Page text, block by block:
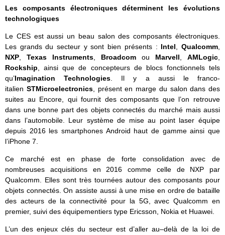
Les composants électroniques déterminent les évolutions
technologiques
Le CES est aussi un beau salon des composants électroniques.
Les grands du secteur y sont bien présents : Intel ,Qualcomm
NXP
Texas Instruments Broadcom ou Marvell AMLogic
Rockship , ainsi que de concepteurs de blocs fonctionnels tels
qu’Imagination Technologies . Il y a aussi le franco-
italien STMicroelectronics, présent en marge du salon dans des
suites au Encore, qui fournit des composants que l’on retrouve
dans une bonne part des objets connectés du marché mais aussi
dans l’automobile. Leur système de mise au point laser équipe
depuis 2016 les smartphones Android haut de gamme ainsi que
l’iPhone 7.
Ce marché est en phase de forte consolidation avec de
nombreuses acquisitions en 2016 comme celle de NXP par
Qualcomm. Elles sont très tournées autour des composants pour
objets connectés. On assiste aussi à une mise en ordre de bataille
des acteurs de la connectivité pour la 5G, avec Qualcomm en
premier, suivi des équipementiers type Ericsson, Nokia et Huawei.
L’un des enjeux clés du secteur est d’aller au–delà de la loi de